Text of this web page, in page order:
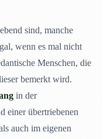
sind, manche
wenn es mal nicht
Menschen, die
bemerkt wird.
in der
einer übertriebenen
auch im eigenen